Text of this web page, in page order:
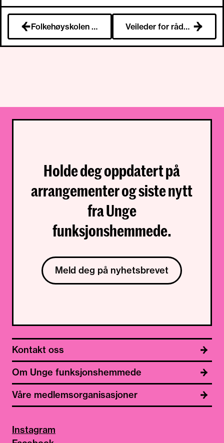
Folkehøyskolen - Et år for alle? Veileder for rådgivere
Holde deg oppdatert på
arrangementer og siste nytt
fra Unge
funksjonshemmede.
Meld deg på nyhetsbrevet
Kontakt oss
Om Unge funksjonshemmede
Våre medlemsorganisasjoner
Instagram